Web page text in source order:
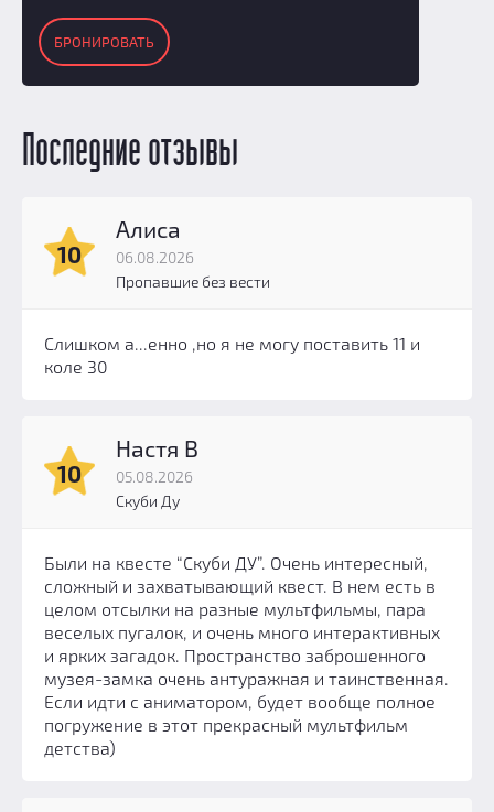
БРОНИРОВАТЬ
Последние отзывы
10
Алиса
06.08.2026
Пропавшие без вести
Слишком а...енно ,но я не могу поставить 11 и
коле 30
10
Настя В
05.08.2026
Скуби Ду
Были на квесте “Скуби ДУ”. Очень интересный,
сложный и захватывающий квест. В нем есть в
целом отсылки на разные мультфильмы, пара
веселых пугалок, и очень много интерактивных
и ярких загадок. Пространство заброшенного
музея-замка очень антуражная и таинственная.
Если идти с аниматором, будет вообще полное
погружение в этот прекрасный мультфильм
детства)